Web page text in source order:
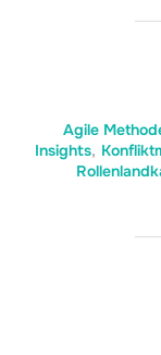
Agile
Insights,